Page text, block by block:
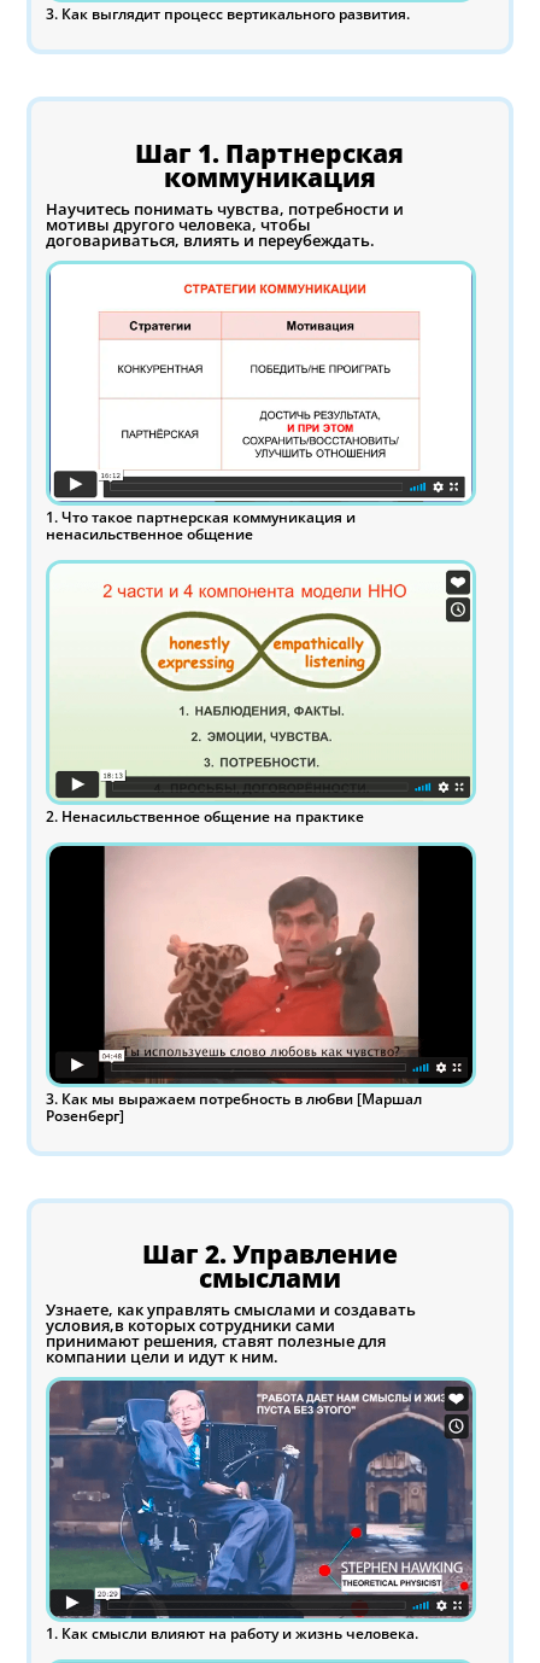
3. Как выглядит процесс вертикального развития.
Шаг 1. Партнерская
коммуникация
Научитесь понимать чувства, потребности и
мотивы другого человека, чтобы
договариваться, влиять и переубеждать.
1. Что такое партнерская коммуникация и
ненасильственное общение
2. Ненасильственное общение на практике
3. Как мы выражаем потребность в любви [Маршал
Розенберг]
Шаг 2. Управление
смыслами
Узнаете, как управлять смыслами и создавать
условия,в которых сотрудники сами
принимают решения, ставят полезные для
компании цели и идут к ним.
1. Как смысли влияют на работу и жизнь человека.